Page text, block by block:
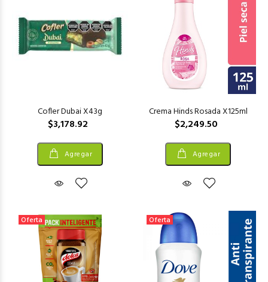
Cofler Dubai X43g
$3,178.92
Agregar
Crema Hinds Rosada X125ml
$2,249.50
Agregar
Oferta Oferta